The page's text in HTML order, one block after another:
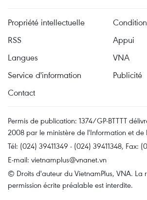
Propriété intellectuelle
RSS
Appui
Langues
VNA
Service d'information
Publicité
Contact
Permis de publication: 1374/GP-BTTTT
2008 par le ministère de l'Information et
Tél: (024) 39411349 - (024) 39411348, Fax:
E-mail: vietnamplus@vnanet.vn
© Droits d'auteur du VietnamPlus, VNA. La
permission écrite préalable est interdite.